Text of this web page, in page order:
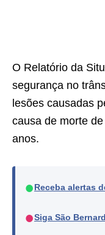
O Relatório da
segurança no
lesões causadas
causa de morte
anos.
● Receba alertas
●Siga São